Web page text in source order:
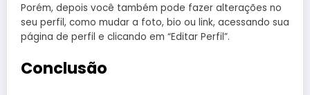
Porém, depois você também pode fazer alterações no
seu perfil, como mudar a foto, bio ou link, acessando sua
página de perfil e clicando em “Editar Perfil”.
Conclusão